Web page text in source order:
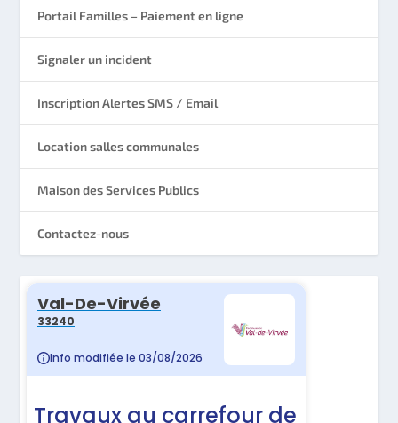
Portail Familles – Paiement en ligne
Signaler un incident
Inscription Alertes SMS / Email
Location salles communales
Maison des Services Publics
Contactez-nous